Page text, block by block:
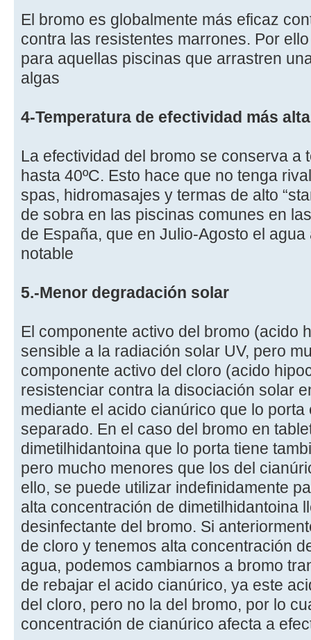
El bromo es globalmente más eficaz
contra las resistentes marrones. Por
para aquellas piscinas que arrastren
algas
4-Temperatura de efectividad más alta
La efectividad del bromo se conserva a
hasta 40ºC. Esto hace que no tenga
spas, hidromasajes y termas de alto
de sobra en las piscinas comunes en
de España, que en Julio-Agosto el
notable
5.-Menor degradación solar
El componente activo del bromo (acido
sensible a la radiación solar UV, pero
componente activo del cloro (acido
resistenciar contra la disociación solar
mediante el acido cianúrico que lo
separado. En el caso del bromo en
dimetilhidantoina que lo porta tiene
pero mucho menores que los del
ello, se puede utilizar indefinidamente
alta concentración de dimetilhidantoina
desinfectante del bromo. Si
de cloro y tenemos alta concentración
agua, podemos cambiarnos a bromo
de rebajar el acido cianúrico, ya este
del cloro, pero no la del bromo, por lo
concentración de cianúrico afecta a